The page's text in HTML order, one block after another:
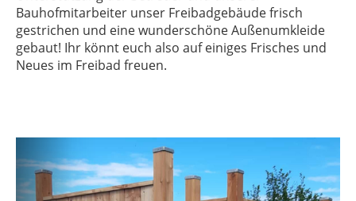
Bauhofmitarbeiter unser Freibadgebäude frisch
gestrichen und eine wunderschöne Außenumkleide
gebaut! Ihr könnt euch also auf einiges Frisches und
Neues im Freibad freuen.